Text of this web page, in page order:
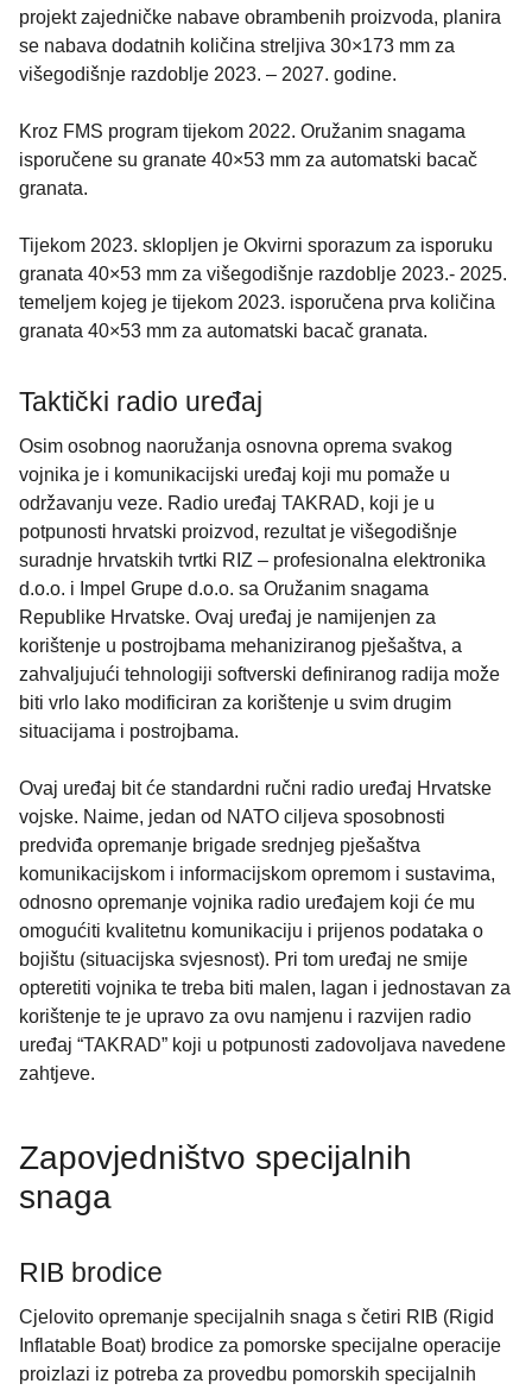
projekt zajedničke nabave obrambenih proizvoda, planira
se nabava dodatnih količina streljiva 30×173 mm za
višegodišnje razdoblje 2023. – 2027. godine.
Kroz FMS program tijekom 2022. Oružanim snagama
isporučene su granate 40×53 mm za automatski bacač
granata.
Tijekom 2023. sklopljen je Okvirni sporazum za isporuku
granata 40×53 mm za višegodišnje razdoblje 2023.- 2025.
temeljem kojeg je tijekom 2023. isporučena prva količina
granata 40×53 mm za automatski bacač granata.
Taktički radio uređaj
Osim osobnog naoružanja osnovna oprema svakog
vojnika je i komunikacijski uređaj koji mu pomaže u
održavanju veze. Radio uređaj TAKRAD, koji je u
potpunosti hrvatski proizvod, rezultat je višegodišnje
suradnje hrvatskih tvrtki RIZ – profesionalna elektronika
d.o.o. i Impel Grupe d.o.o. sa Oružanim snagama
Republike Hrvatske. Ovaj uređaj je namijenjen za
korištenje u postrojbama mehaniziranog pješaštva, a
zahvaljujući tehnologiji softverski definiranog radija može
biti vrlo lako modificiran za korištenje u svim drugim
situacijama i postrojbama.
Ovaj uređaj bit će standardni ručni radio uređaj Hrvatske
vojske. Naime, jedan od NATO ciljeva sposobnosti
predviđa opremanje brigade srednjeg pješaštva
komunikacijskom i informacijskom opremom i sustavima,
odnosno opremanje vojnika radio uređajem koji će mu
omogućiti kvalitetnu komunikaciju i prijenos podataka o
bojištu (situacijska svjesnost). Pri tom uređaj ne smije
opteretiti vojnika te treba biti malen, lagan i jednostavan za
korištenje te je upravo za ovu namjenu i razvijen radio
uređaj “TAKRAD” koji u potpunosti zadovoljava navedene
zahtjeve.
Zapovjedništvo specijalnih
snaga
RIB brodice
Cjelovito opremanje specijalnih snaga s četiri RIB (Rigid
Inflatable Boat) brodice za pomorske specijalne operacije
proizlazi iz potreba za provedbu pomorskih specijalnih